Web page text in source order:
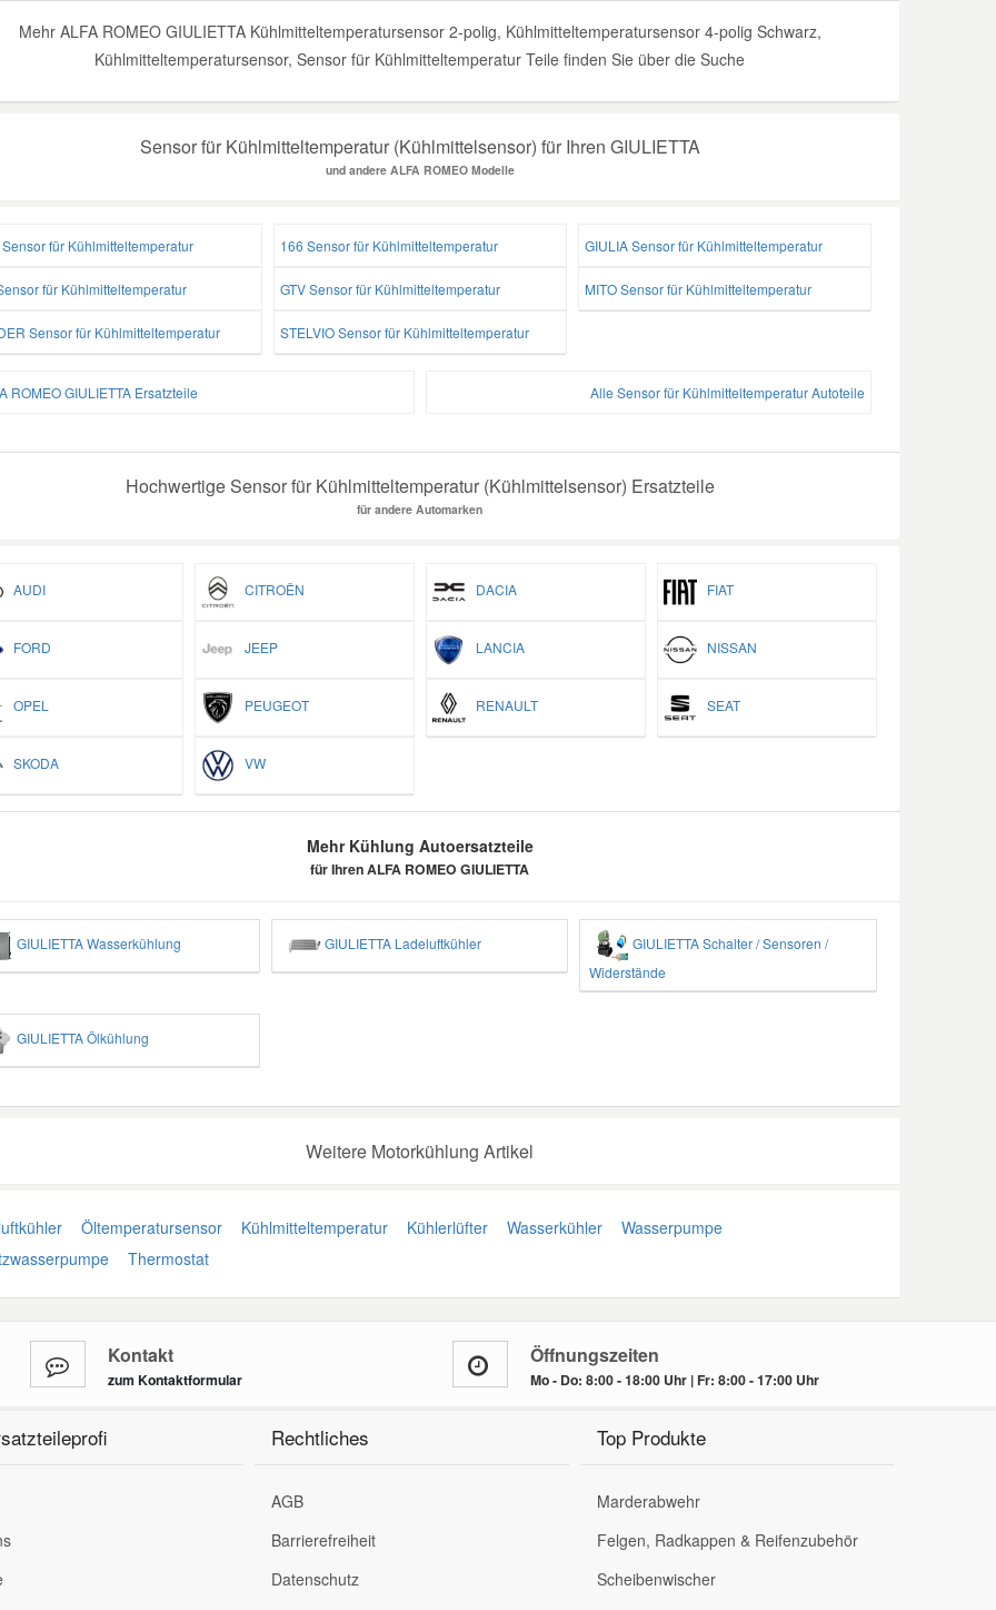
Mehr ALFA ROMEO GIULIETTA Kühlmitteltemperatursensor 2-polig, Kühlmitteltemperatursensor 4-polig Schwarz,
Kühlmitteltemperatursensor, Sensor für Kühlmitteltemperatur Teile finden Sie über die Suche
Sensor für Kühlmitteltemperatur (Kühlmittelsensor) für Ihren GIULIETTA
und andere ALFA ROMEO Modelle
für Kühlmitteltemperatur 166 Sensor für Kühlmitteltemperatur GIULIA Sensor für Kühlmitteltemperatur
für Kühlmitteltemperatur GTV Sensor für Kühlmitteltemperatur MITO Sensor für Kühlmitteltemperatur
Sensor für Kühlmitteltemperatur STELVIO Sensor für Kühlmitteltemperatur
ROMEO GIULIETTA Ersatzteile Alle Sensor für Kühlmitteltemperatur Autoteile
Hochwertige Sensor für Kühlmitteltemperatur (Kühlmittelsensor) Ersatzteile
für andere Automarken
AUDI CITROËN DACIA FIAT
FORD JEEP LANCIA NISSAN
OPEL PEUGEOT RENAULT SEAT
SKODA VW
Mehr Kühlung Autoersatzteile
für Ihren ALFA ROMEO GIULIETTA
GIULIETTA Wasserkühlung GIULIETTA Ladeluftkühler
GIULIETTA Schalter / Sensoren /
Widerstände
GIULIETTA Ölkühlung
Weitere Motorkühlung Artikel
Öltemperatursensor Kühlmitteltemperatur Kühlerlüfter Wasserkühler
Wasserpumpe
Thermostat
Kontakt
zum Kontaktformular
Öffnungszeiten
Mo - Do: 8:00 - 18:00 Uhr | Fr: 8:00 - 17:00 Uhr
Rechtliches
AGB
Barrierefreiheit
Datenschutz
Top Produkte
Marderabwehr
Felgen, Radkappen & Reifenzubehör
Scheibenwischer